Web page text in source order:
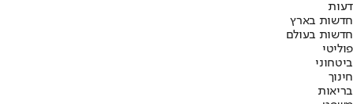
דעות
חדשות בארץ
חדשות בעולם
פוליטי
ביטחוני
חינוך
בריאות